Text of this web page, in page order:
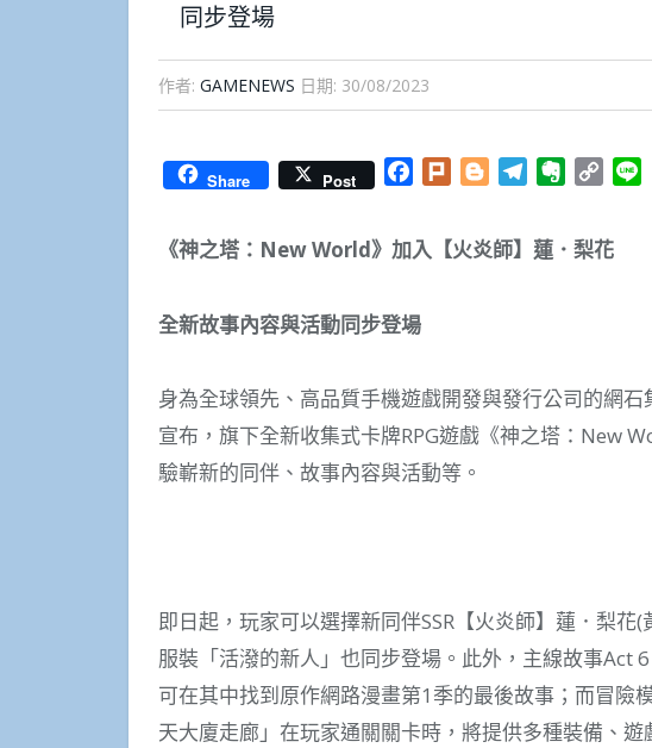
同步登場
作者: GAMENEWS 日期: 30/08/2023
Share Post Facebook
Plurk BloggerTelegramEvernote
Copy
《神之塔： New World》加入【火炎師】蓮．梨花
全新故事內容與活動同步登場
身為全球領先、高品質手機遊戲開發與發行公司的網
宣布，旗下全新收集式卡牌RPG遊戲《神之塔：New
驗嶄新的同伴、故事內容與活動等。
即日起，玩家可以選擇新同伴SSR【火炎師】蓮．梨
服裝「活潑的新人」也同步登場。此外，主線故事Act
可在其中找到原作網路漫畫第1季的最後故事；而冒險
天大廈走廊」在玩家通關關卡時，將提供多種裝備、遊